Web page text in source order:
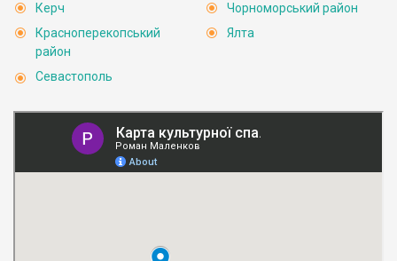
Керч
Красноперекопський
район
Севастополь
Чорноморський район
Ялта